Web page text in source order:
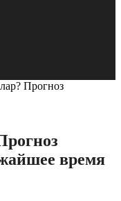
Прогноз
время